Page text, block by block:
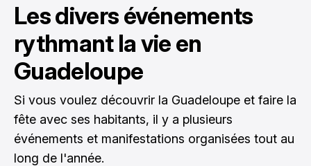
Les divers événements
rythmant la vie en
Guadeloupe
Si vous voulez découvrir la Guadeloupe et faire la
fête avec ses habitants, il y a plusieurs
événements et manifestations organisées tout au
long de l'année.